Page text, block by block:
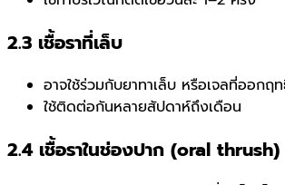
2.3 เชื้อราที่เล็บ
อาจใช้ร่วมกับยาทาเล็บ หรือเจลที่ออกฤ
ใช้ติดต่อกันหลายสัปดาห์ถึงเดือน
2.4 เชื้อราในช่องปาก (oral thrush)